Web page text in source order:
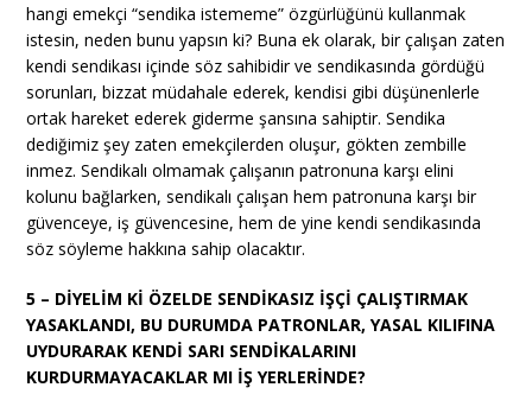
hangi emekçi “sendika istememe” özgürlüğünü kullanmak
istesin, neden bunu yapsın ki? Buna ek olarak, bir çalışan zaten
kendi sendikası içinde söz sahibidir ve sendikasında gördüğü
sorunları, bizzat müdahale ederek, kendisi gibi düşünenlerle
ortak hareket ederek giderme şansına sahiptir. Sendika
dediğimiz şey zaten emekçilerden oluşur, gökten zembille
inmez. Sendikalı olmamak çalışanın patronuna karşı elini
kolunu bağlarken, sendikalı çalışan hem patronuna karşı bir
güvenceye, iş güvencesine, hem de yine kendi sendikasında
söz söyleme hakkına sahip olacaktır.
5 – DİYELİM Kİ ÖZELDE SENDİKASIZ İŞÇİ ÇALIŞTIRMAK
YASAKLANDI, BU DURUMDA PATRONLAR, YASAL KILIFINA
UYDURARAK KENDİ SARI SENDİKALARINI
KURDURMAYACAKLAR MI İŞ YERLERİNDE?